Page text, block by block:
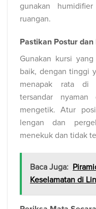
gunakan
ruangan.
Pastikan Postur
Gunakan kursi
baik, dengan tinggi
menapak rata di
tersandar
mengetik. Atur
lengan dan
menekuk dan tidak
Baca Juga:
Keselamatan di